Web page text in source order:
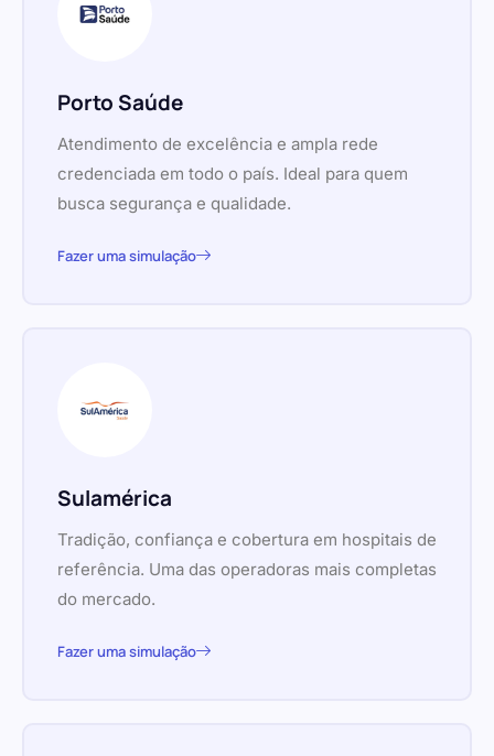
Porto Saúde
Atendimento de excelência e ampla rede
credenciada em todo o país. Ideal para quem
busca segurança e qualidade.
Fazer uma simulação
Sulamérica
Tradição, confiança e cobertura em hospitais de
referência. Uma das operadoras mais completas
do mercado.
Fazer uma simulação